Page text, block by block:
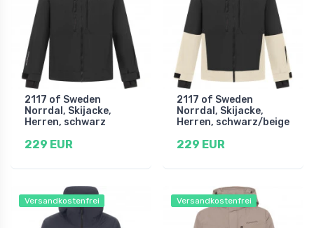
2117 of Sweden
Norrdal, Skijacke,
Herren, schwarz
229 EUR
2117 of Sweden
Norrdal, Skijacke,
Herren, schwarz/beige
229 EUR
Versandkostenfrei Versandkostenfrei